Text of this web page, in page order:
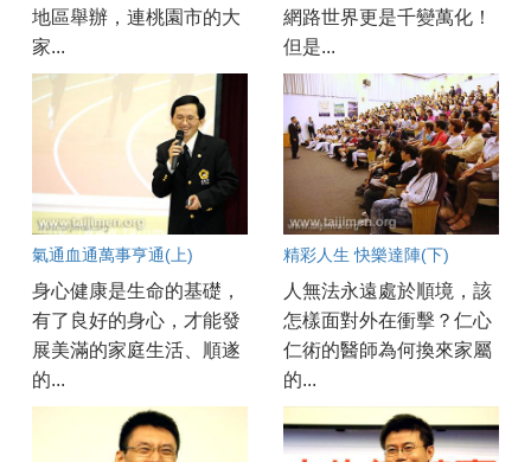
地區舉辦，連桃園市的大
家...
網路世界更是千變萬化！
但是...
氣通血通萬事亨通(上)
身心健康是生命的基礎，
有了良好的身心，才能發
展美滿的家庭生活、順遂
的...
精彩人生 快樂達陣(下)
人無法永遠處於順境，該
怎樣面對外在衝擊？仁心
仁術的醫師為何換來家屬
的...